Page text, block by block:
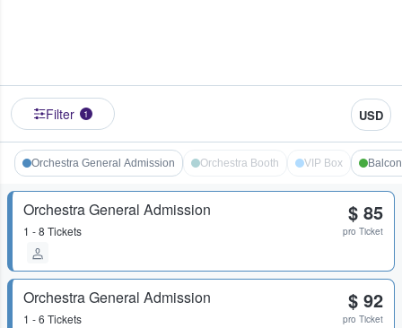
Filter 1 USD
Orchestra General Admission Orchestra Booth VIP Box
Orchestra General Admission
1 - 8 Tickets
$ 85
pro Ticket
Orchestra General Admission
1 - 6 Tickets
$ 92
pro Ticket